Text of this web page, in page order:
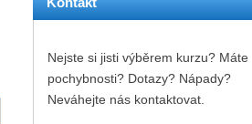
Nejste si jisti výběrem kurzu? Máte
pochybnosti? Dotazy? Nápady?
Neváhejte nás kontaktovat.